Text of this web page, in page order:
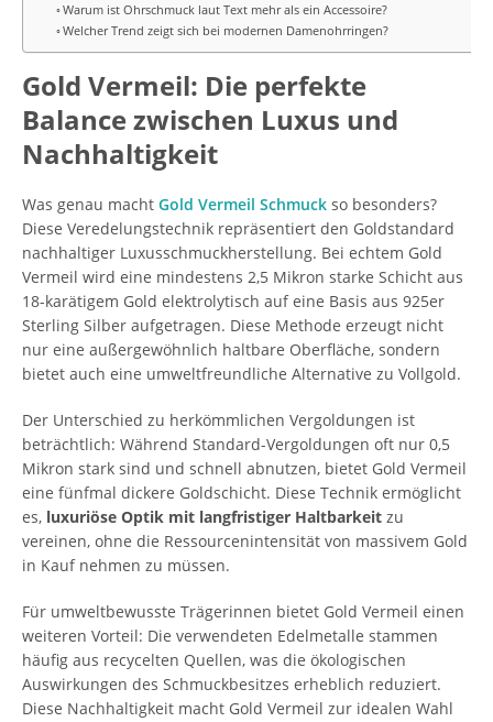
Warum ist Ohrschmuck laut Text mehr als ein Accessoire?
Welcher Trend zeigt sich bei modernen Damenohrringen?
Gold Vermeil: Die perfekte
Balance zwischen Luxus und
Nachhaltigkeit
Was genau macht Gold Vermeil Schmuck so besonders?
Diese Veredelungstechnik repräsentiert den Goldstandard
nachhaltiger Luxusschmuckherstellung. Bei echtem Gold
Vermeil wird eine mindestens 2,5 Mikron starke Schicht aus
18-karätigem Gold elektrolytisch auf eine Basis aus 925er
Sterling Silber aufgetragen. Diese Methode erzeugt nicht
nur eine außergewöhnlich haltbare Oberfläche, sondern
bietet auch eine umweltfreundliche Alternative zu Vollgold.
Der Unterschied zu herkömmlichen Vergoldungen ist
beträchtlich: Während Standard-Vergoldungen oft nur 0,5
Mikron stark sind und schnell abnutzen, bietet Gold Vermeil
eine fünfmal dickere Goldschicht. Diese Technik ermöglicht
es, luxuriöse Optik mit langfristiger Haltbarkeit zu
vereinen, ohne die Ressourcenintensität von massivem Gold
in Kauf nehmen zu müssen.
Für umweltbewusste Trägerinnen bietet Gold Vermeil einen
weiteren Vorteil: Die verwendeten Edelmetalle stammen
häufig aus recycelten Quellen, was die ökologischen
Auswirkungen des Schmuckbesitzes erheblich reduziert.
Diese Nachhaltigkeit macht Gold Vermeil zur idealen Wahl